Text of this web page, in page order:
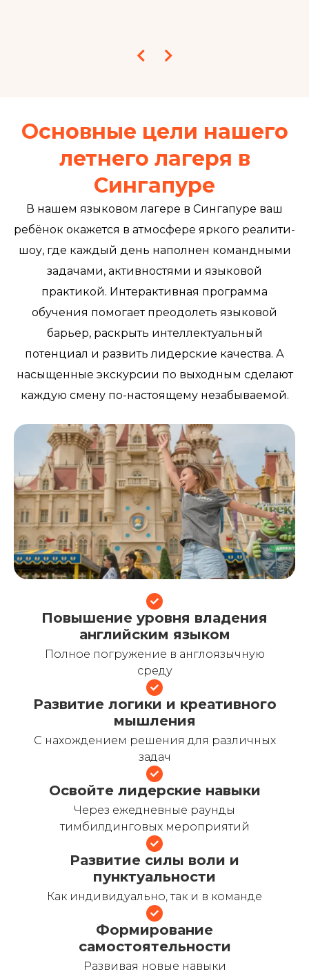
Основные цели нашего
летнего лагеря в
Сингапуре
В нашем языковом лагере в Сингапуре ваш
ребёнок окажется в атмосфере яркого реалити-
шоу, где каждый день наполнен командными
задачами, активностями и языковой
практикой. Интерактивная программа
обучения помогает преодолеть языковой
барьер, раскрыть интеллектуальный
потенциал и развить лидерские качества. А
насыщенные экскурсии по выходным сделают
каждую смену по-настоящему незабываемой.
Повышение уровня владения
английским языком
Полное погружение в англоязычную
среду
Развитие логики и креативного
мышления
С нахождением решения для различных
задач
Освойте лидерские навыки
Через ежедневные раунды
тимбилдинговых мероприятий
Развитие силы воли и
пунктуальности
Как индивидуально, так и в команде
Формирование
самостоятельности
Развивая новые навыки